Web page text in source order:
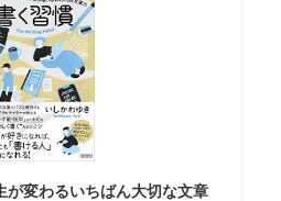
変わるいちばん大切な文章